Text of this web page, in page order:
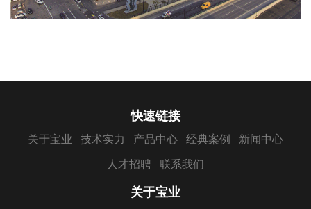
快速链接
关于宝业 技术实力 产品中心 经典案例 新闻中心
人才招聘 联系我们
关于宝业